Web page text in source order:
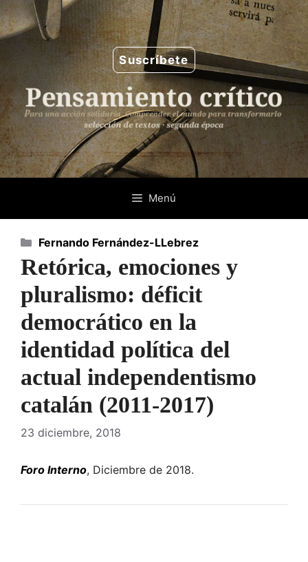
Saltar
al
contenido
Suscríbete
Menú
Retórica, emociones y
pluralismo: déficit
democrático en la
identidad política del
actual independentismo
catalán (2011-2017)
23 diciembre, 2018
Foro Interno, Diciembre de 2018.
Categorías
Fernando Fernández-LLebrez